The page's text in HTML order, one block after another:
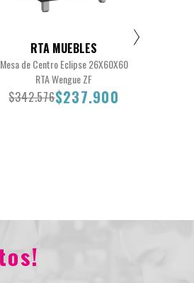
RTA MUEBLES
Mesa de Centro Eclipse 26X60X60
RTA Wengue ZF
$342.576$237.900